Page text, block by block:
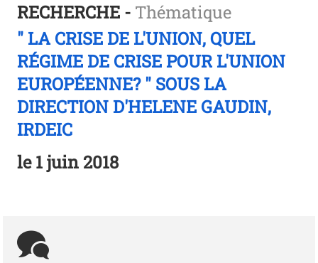
RECHERCHE - Thématique
" LA CRISE DE L'UNION, QUEL
RÉGIME DE CRISE POUR L'UNION
EUROPÉENNE? " SOUS LA
DIRECTION D'HELENE GAUDIN,
IRDEIC
le1 juin 2018